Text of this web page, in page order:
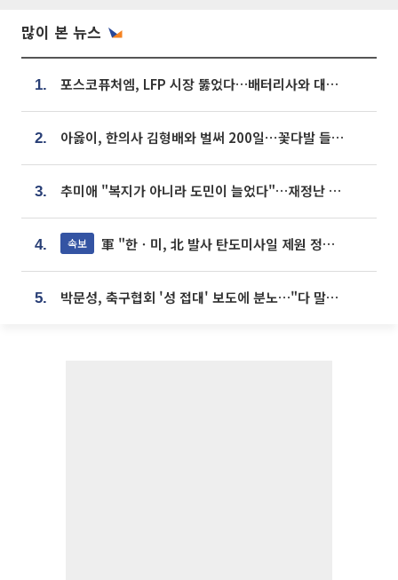
많이 본 뉴스
1. 포스코퓨처엠, LFP 시장 뚫었다…배터리사와 대규모 장기 공급 합의
2. 아옳이, 한의사 김형배와 벌써 200일⋯꽃다발 들고 "프러포즈 아냐"
3. 추미애 "복지가 아니라 도민이 늘었다"…재정난 책임론 정면돌파
4. 속보 軍 "한ㆍ미, 北 발사 탄도미사일 제원 정밀분석 중"
5. 박문성, 축구협회 '성 접대' 보도에 분노…"다 말아먹으려고 작정했나"